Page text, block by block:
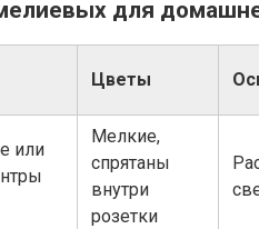
для
Цветы
или
Мелкие,
спрятаны
внутри
розетки